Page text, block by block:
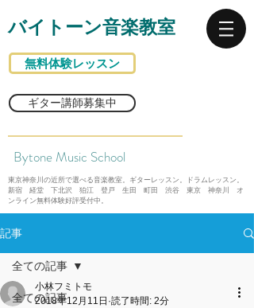
バイトーン音楽教室
無料体験レッスン
ギター講師募集中
Bytone Music School
東京神奈川の近所で選べる音楽教室。ギターレッスン。ドラムレッスン。
新宿 経堂 下北沢 狛江 登戸 生田 町田 渋谷 東京 神奈川 オ
ンライン無料体験好評受付中。
記事
全ての記事
全ての記事
小林フミトモ
2018年12月11日 読了時間: 2分